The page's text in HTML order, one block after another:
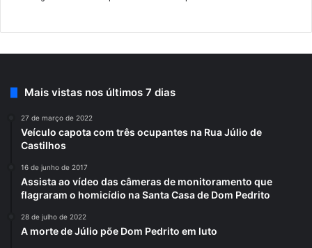
Mais vistas nos últimos 7 dias
27 de março de 2022
Veículo capota com três ocupantes na Rua Júlio de
Castilhos
16 de junho de 2017
Assista ao vídeo das câmeras de monitoramento que
flagraram o homicídio na Santa Casa de Dom Pedrito
28 de julho de 2022
A morte de Júlio põe Dom Pedrito em luto